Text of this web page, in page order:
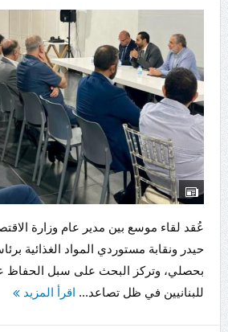
عُقد لقاء موسع بين مدير عام وزارة
حيدر ونقابة مستوردي المواد الغذائية
بحصلي، وتركز البحث على سبل الحفاظ
للبنانيين في ظل تصاعد... اقرأ المزيد